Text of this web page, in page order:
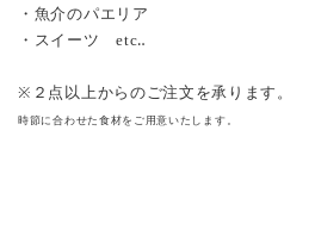
・魚介のパエリア
・スイーツ
etc‥
※２点以上からのご注文を承ります。
時節に合わせた食材をご用意いたします。